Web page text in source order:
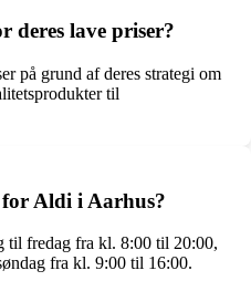
deres lave priser?
på grund af deres strategi om
til
Aldi i Aarhus?
til fredag fra kl. 8:00 til 20:00,
fra kl. 9:00 til 16:00.